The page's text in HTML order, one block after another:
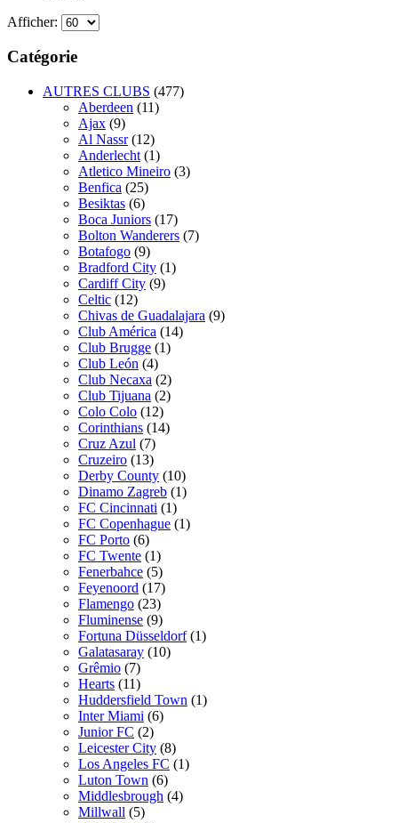
Afficher:
Catégorie
AUTRES CLUBS (477)
Aberdeen (11)
Ajax (9)
Al Nassr (12)
Anderlecht (1)
Atletico Mineiro (3)
Benfica (25)
Besiktas (6)
Boca Juniors (17)
Bolton Wanderers (7)
Botafogo (9)
Bradford City (1)
Cardiff City (9)
Celtic (12)
Chivas de Guadalajara (9)
Club América (14)
Club Brugge (1)
Club León (4)
Club Necaxa (2)
Club Tijuana (2)
Colo Colo (12)
Corinthians (14)
Cruz Azul (7)
Cruzeiro (13)
Derby County (10)
Dinamo Zagreb (1)
FC Cincinnati (1)
FC Copenhague (1)
FC Porto (6)
FC Twente (1)
Fenerbahce (5)
Feyenoord (17)
Flamengo (23)
Fluminense (9)
Fortuna Düsseldorf (1)
Galatasaray (10)
Grêmio (7)
Hearts (11)
Huddersfield Town (1)
Inter Miami (6)
Junior FC (2)
Leicester City (8)
Los Angeles FC (1)
Luton Town (6)
Middlesbrough (4)
Millwall (5)